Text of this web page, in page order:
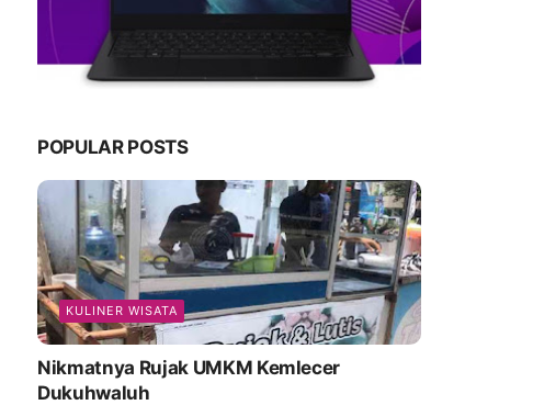
POPULAR POSTS
KULINER WISATA
Nikmatnya Rujak UMKM Kemlecer
Dukuhwaluh